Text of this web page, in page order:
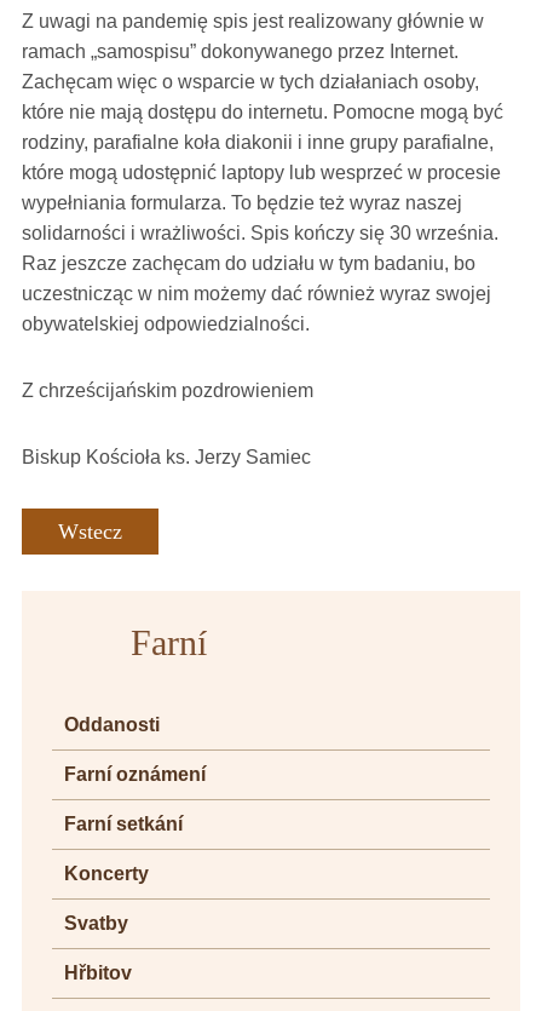
Z uwagi na pandemię spis jest realizowany głównie w
ramach „samospisu” dokonywanego przez Internet.
Zachęcam więc o wsparcie w tych działaniach osoby,
które nie mają dostępu do internetu. Pomocne mogą być
rodziny, parafialne koła diakonii i inne grupy parafialne,
które mogą udostępnić laptopy lub wesprzeć w procesie
wypełniania formularza. To będzie też wyraz naszej
solidarności i wrażliwości. Spis kończy się 30 września.
Raz jeszcze zachęcam do udziału w tym badaniu, bo
uczestnicząc w nim możemy dać również wyraz swojej
obywatelskiej odpowiedzialności.
Z chrześcijańskim pozdrowieniem
Biskup Kościoła ks. Jerzy Samiec
Wstecz
Farní
Oddanosti
Farní oznámení
Farní setkání
Koncerty
Svatby
Hřbitov